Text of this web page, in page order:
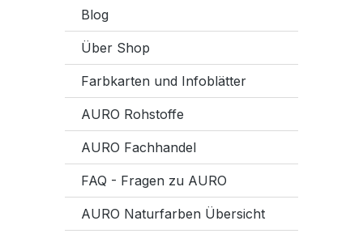
Blog
Über Shop
Farbkarten und Infoblätter
AURO Rohstoffe
AURO Fachhandel
FAQ - Fragen zu AURO
AURO Naturfarben Übersicht